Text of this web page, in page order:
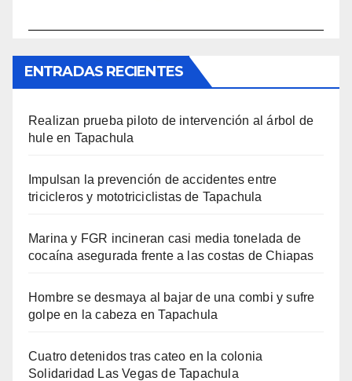
ENTRADAS RECIENTES
Realizan prueba piloto de intervención al árbol de
hule en Tapachula
Impulsan la prevención de accidentes entre
tricicleros y mototriciclistas de Tapachula
Marina y FGR incineran casi media tonelada de
cocaína asegurada frente a las costas de Chiapas
Hombre se desmaya al bajar de una combi y sufre
golpe en la cabeza en Tapachula
Cuatro detenidos tras cateo en la colonia
Solidaridad Las Vegas de Tapachula